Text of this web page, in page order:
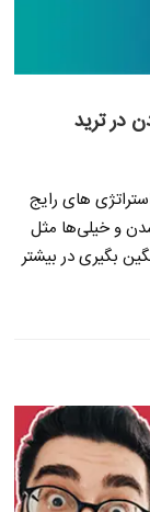
در ترید
های رایج
شدن و خیلی‌ها مثل
بگیری در بیشتر